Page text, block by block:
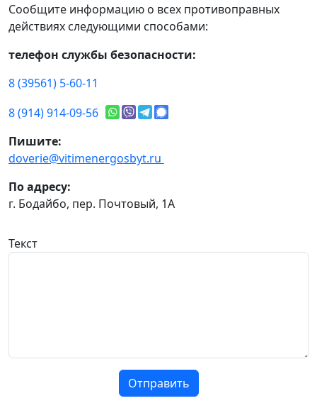
Сообщите информацию о всех противоправных
действиях следующими способами:
телефон службы безопасности:
8 (39561) 5-60-11
8 (914) 914-09-56
Пишите:
doverie@vitimenergosbyt.ru
По адресу:
г. Бодайбо, пер. Почтовый, 1А
Текст
Отправить